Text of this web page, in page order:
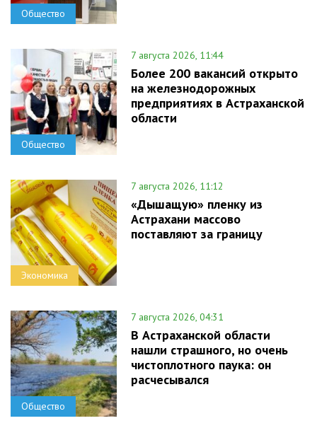
Общество
Общество
7 августа 2026, 11:44
Более 200 вакансий открыто
на железнодорожных
предприятиях в Астраханской
области
Экономика
7 августа 2026, 11:12
«Дышащую» пленку из
Астрахани массово
поставляют за границу
Общество
7 августа 2026, 04:31
В Астраханской области
нашли страшного, но очень
чистоплотного паука: он
расчесывался